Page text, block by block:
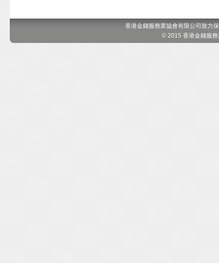
香港金錢服務業協會有限公司致力
© 2015 香港金錢服